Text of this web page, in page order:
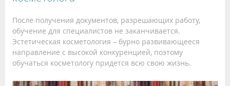
После получения документов, разрешающих работу,
обучение для специалистов не заканчивается.
Эстетическая косметология – бурно развивающееся
направление с высокой конкуренцией, поэтому
обучаться косметологу придется всю свою жизнь.